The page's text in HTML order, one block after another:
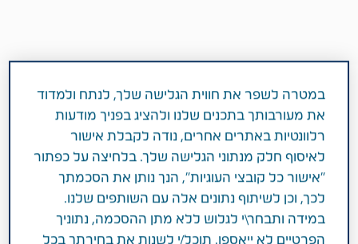
סביבה, חברה וממשל תאגידי (ESG)
טבעדפטור פותח בחברת טבע במטרה להגן
במטרה לשפר את חווית הגלישה שלך, לנתח ולמדוד
את מעורבותך בתכנים שלנו ולהציג בפניך מודעות
רלוונטיות באתרים אחרים, נודה לקבלת אישור
לאיסוף חלק מנתוני הגלישה שלך. בלחיצה על כפתור
"אישור כל קובצי העוגיות", הנך נותן את הסכמתך
לכך, וכן לשיתוף נתונים אלה עם השותפים שלנו.
במידה ותבחר\י לגלוש ללא מתן ההסכמה, נתוניך
הפרטיים לא ייאספו. תוכל/י לשנות את בחירתך בכל